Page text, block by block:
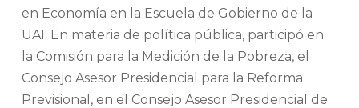
en Economía en la Escuela de Gobierno de la
UAI. En materia de política pública, participó en
la Comisión para la Medición de la Pobreza, el
Consejo Asesor Presidencial para la Reforma
Previsional, en el Consejo Asesor Presidencial de